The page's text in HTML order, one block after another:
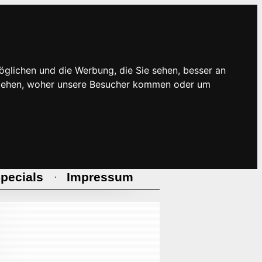
und die Werbung, die Sie sehen, besser an
woher unsere Besucher kommen oder um
· Impressum